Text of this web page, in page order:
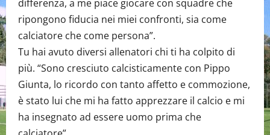
differenza, a me piace giocare con squadre che
ripongono fiducia nei miei confronti, sia come
calciatore che come persona”.
Tu hai avuto diversi allenatori chi ti ha colpito di
più. “Sono cresciuto calcisticamente con Pippo
Giunta, lo ricordo con tanto affetto e commozione,
è stato lui che mi ha fatto apprezzare il calcio e mi
ha insegnato ad essere uomo prima che